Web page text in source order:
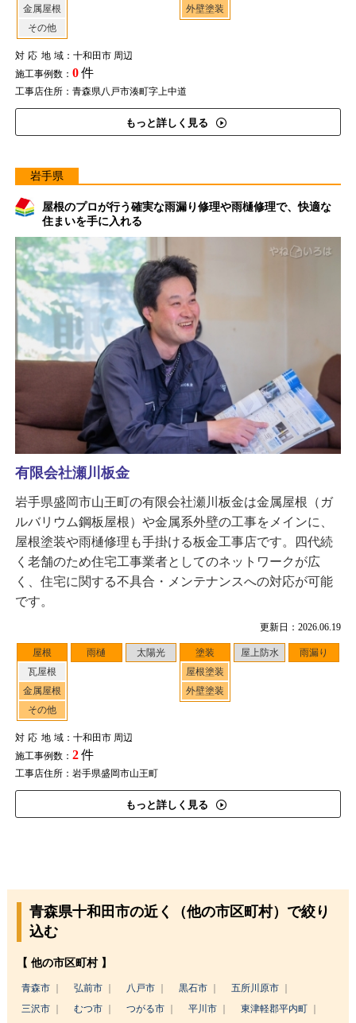
金属屋根
その他
外壁塗装
対応地域：十和田市 周辺
施工事例数： 0件
工事店住所：青森県八戸市湊町字上中道
もっと詳しく見る
岩手県
屋根のプロが行う確実な雨漏り修理や雨樋修理で、快適な
住まいを手に入れる
更新日：2026.06.19
屋根
瓦屋根
金属屋根
その他
雨樋 太陽光
塗装
屋根塗装
外壁塗装
屋上防水 雨漏り
対応地域：十和田市 周辺
施工事例数： 2件
工事店住所：岩手県盛岡市山王町
もっと詳しく見る
有限会社瀬川板金
岩手県盛岡市山王町の有限会社瀬川板金は金属屋根（ガ
ルバリウム鋼板屋根）や金属系外壁の工事をメインに、
屋根塗装や雨樋修理も手掛ける板金工事店です。四代続
く老舗のため住宅工事業者としてのネットワークが広
く、住宅に関する不具合・メンテナンスへの対応が可能
です。
青森県十和田市の近く（他の市区町村）で絞り
込む
【 他の市区町村 】
青森市 弘前市 八戸市 黒石市
五所川原市
三沢市
むつ市 つがる市 平川市
東津軽郡平内町